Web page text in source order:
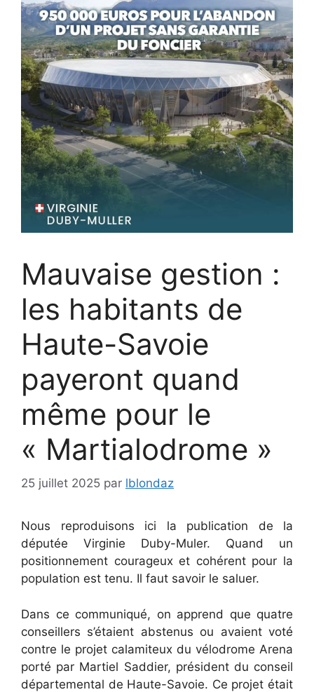
Mauvaise gestion :
les habitants de
Haute-Savoie
payeront quand
même pour le
« Martialodrome »
25 juillet 2025 par lblondaz
Nous reproduisons ici la publication de la
députée Virginie Duby-Muler. Quand un
positionnement courageux et cohérent pour la
population est tenu. Il faut savoir le saluer.
Dans ce communiqué, on apprend que quatre
conseillers s’étaient abstenus ou avaient voté
contre le projet calamiteux du vélodrome Arena
porté par Martiel Saddier, président du conseil
départemental de Haute-Savoie. Ce projet était